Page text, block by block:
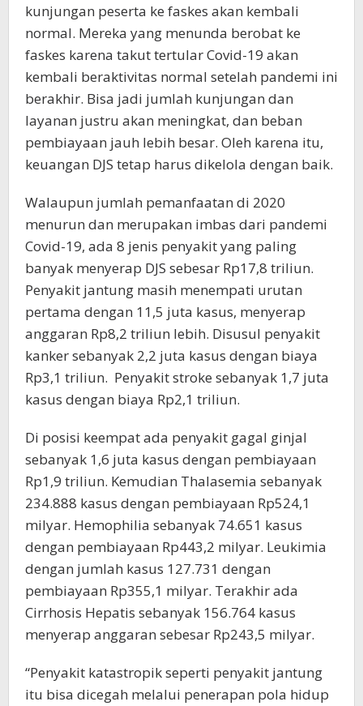
kunjungan peserta ke faskes akan kembali
normal. Mereka yang menunda berobat ke
faskes karena takut tertular Covid-19 akan
kembali beraktivitas normal setelah pandemi ini
berakhir. Bisa jadi jumlah kunjungan dan
layanan justru akan meningkat, dan beban
pembiayaan jauh lebih besar. Oleh karena itu,
keuangan DJS tetap harus dikelola dengan baik.
Walaupun jumlah pemanfaatan di 2020
menurun dan merupakan imbas dari pandemi
Covid-19, ada 8 jenis penyakit yang paling
banyak menyerap DJS sebesar Rp17,8 triliun.
Penyakit jantung masih menempati urutan
pertama dengan 11,5 juta kasus, menyerap
anggaran Rp8,2 triliun lebih. Disusul penyakit
kanker sebanyak 2,2 juta kasus dengan biaya
Rp3,1 triliun. Penyakit stroke sebanyak 1,7 juta
kasus dengan biaya Rp2,1 triliun.
Di posisi keempat ada penyakit gagal ginjal
sebanyak 1,6 juta kasus dengan pembiayaan
Rp1,9 triliun. Kemudian Thalasemia sebanyak
234.888 kasus dengan pembiayaan Rp524,1
milyar. Hemophilia sebanyak 74.651 kasus
dengan pembiayaan Rp443,2 milyar. Leukimia
dengan jumlah kasus 127.731 dengan
pembiayaan Rp355,1 milyar. Terakhir ada
Cirrhosis Hepatis sebanyak 156.764 kasus
menyerap anggaran sebesar Rp243,5 milyar.
“Penyakit katastropik seperti penyakit jantung
itu bisa dicegah melalui penerapan pola hidup